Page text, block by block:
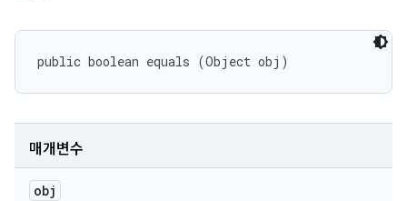
public boolean equals (Object obj)
매개변수
obj